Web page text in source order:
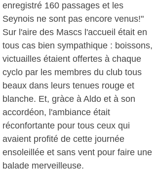
enregistré 160 passages et les
Seynois ne sont pas encore venus!"
Sur l'aire des Mascs l'accueil était en
tous cas bien sympathique : boissons,
victuailles étaient offertes à chaque
cyclo par les membres du club tous
beaux dans leurs tenues rouge et
blanche. Et, gràce à Aldo et à son
accordéon, l'ambiance était
réconfortante pour tous ceux qui
avaient profité de cette journée
ensoleillée et sans vent pour faire une
balade merveilleuse.